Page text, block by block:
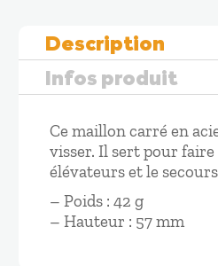
mmDescription
Infos produit
Ce maillon carré en
visser. Il sert pour
élévateurs et le
– Poids : 42 g
– Hauteur : 57 mm